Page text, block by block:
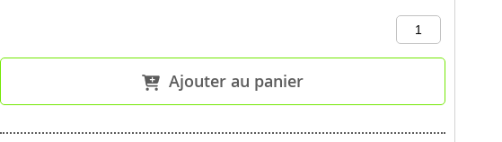
Ajouter au panier